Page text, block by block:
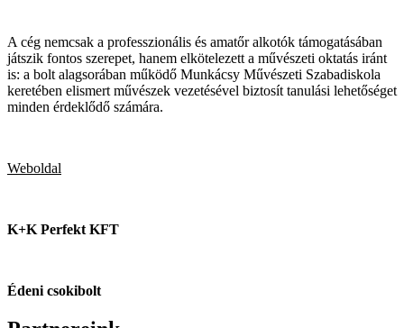
A cég nemcsak a professzionális és amatőr alkotók támogatásában
játszik fontos szerepet, hanem elkötelezett a művészeti oktatás iránt
is: a bolt alagsorában működő Munkácsy Művészeti Szabadiskola
keretében elismert művészek vezetésével biztosít tanulási lehetőséget
minden érdeklődő számára.
Weboldal
K+K Perfekt KFT
Édeni csokibolt